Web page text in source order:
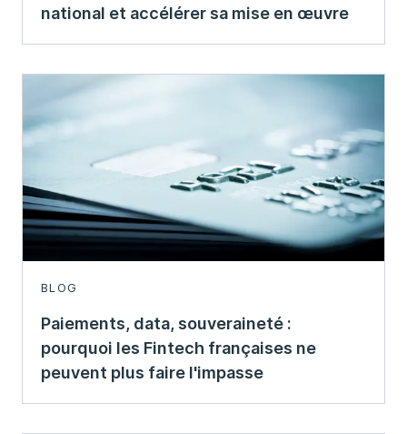
national et accélérer sa mise en œuvre
BLOG
Paiements, data, souveraineté :
pourquoi les Fintech françaises ne
peuvent plus faire l'impasse